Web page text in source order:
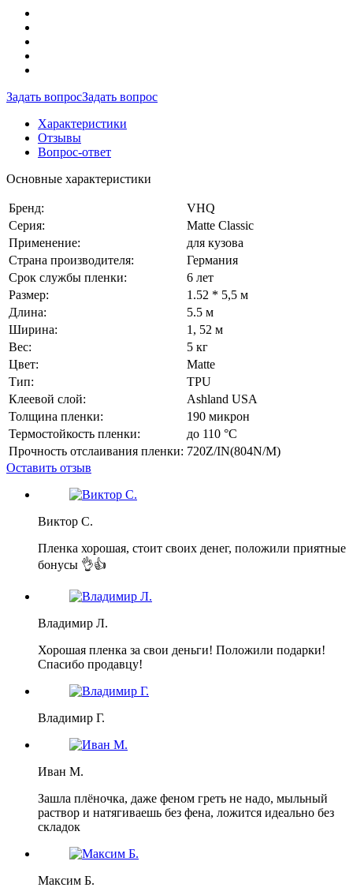
Задать вопросЗадать вопрос
Характеристики
Отзывы
Вопрос-ответ
Основные характеристики
Бренд:
VHQ
Серия:
Matte Classic
Применение:
для кузова
Страна производителя:
Германия
Срок службы пленки:
6 лет
Размер:
1.52 * 5,5 м
Длина:
5.5 м
Ширина:
1, 52 м
Вес:
5 кг
Цвет:
Matte
Тип:
TPU
Клеевой слой:
Ashland USA
Толщина пленки:
190 микрон
Термостойкость пленки:
до 110 °C
Прочность отслаивания пленки: 720Z/IN(804N/M)
Оставить отзыв
Виктор С.
Пленка хорошая, стоит своих денег, положили приятные
бонусы 👌👍
Владимир Л.
Хорошая пленка за свои деньги! Положили подарки!
Спасибо продавцу!
Владимир Г.
Иван М.
Зашла плёночка, даже феном греть не надо, мыльный
раствор и натягиваешь без фена, ложится идеально без
складок
Максим Б.